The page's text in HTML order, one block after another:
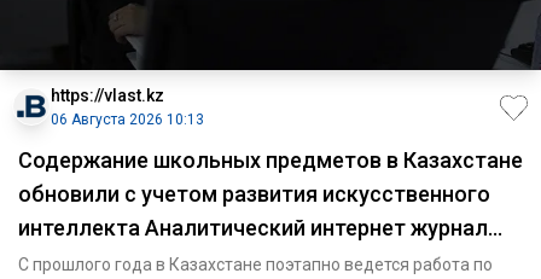
https://vlast.kz
06 Августа 2026 10:13
Содержание школьных предметов в Казахстане
обновили с учетом развития искусственного
интеллекта Аналитический интернет журнал
Власть
С прошлого года в Казахстане поэтапно ведется работа по